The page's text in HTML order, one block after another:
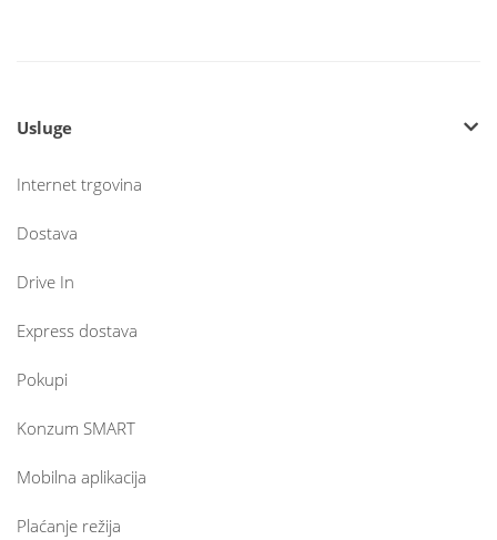
Usluge
Internet trgovina
Dostava
Drive In
Express dostava
Pokupi
Konzum SMART
Mobilna aplikacija
Plaćanje režija